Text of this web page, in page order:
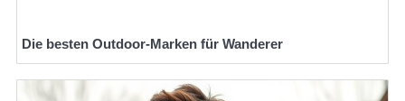
Die besten Outdoor-Marken für Wanderer